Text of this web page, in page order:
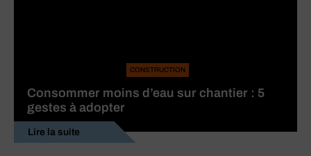
CONSTRUCTION
Consommer moins d’eau sur chantier : 5
gestes à adopter
Lire la suite